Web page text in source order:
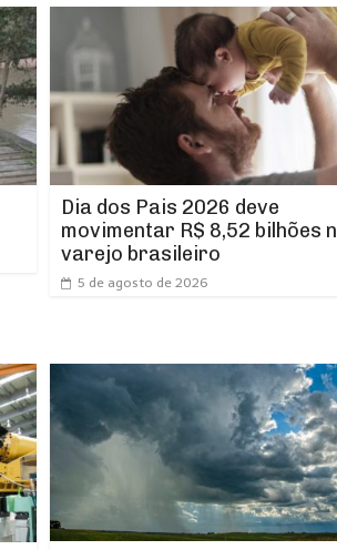
Dia dos Pais 2026 deve
movimentar R$ 8,52 bilhões
varejo brasileiro
5 de agosto de 2026